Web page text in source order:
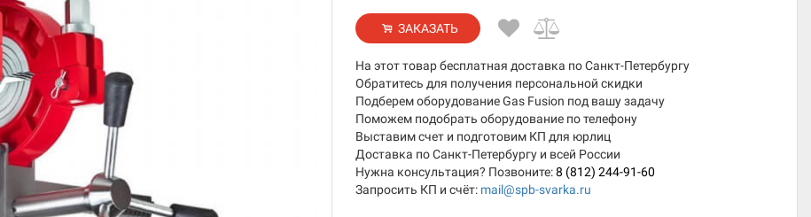
ЗАКАЗАТЬ
На этот товар бесплатная доставка по Санкт-Петербургу
Обратитесь для получения персональной скидки
Подберем оборудование Gas Fusion под вашу задачу
Поможем подобрать оборудование по телефону
Выставим счет и подготовим КП для юрлиц
Доставка по Санкт-Петербургу и всей России
Нужна консультация? Позвоните:8 (812) 244-91-60
Запросить КП и счёт: mail@spb-svarka.ru